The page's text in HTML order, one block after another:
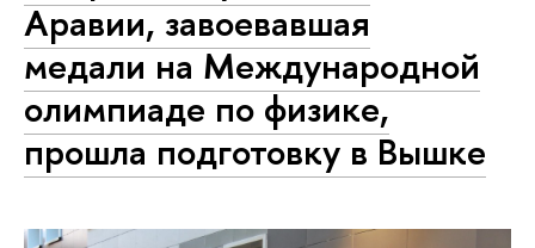
Аравии, завоевавшая
медали на Международной
олимпиаде по физике,
прошла подготовку в Вышке